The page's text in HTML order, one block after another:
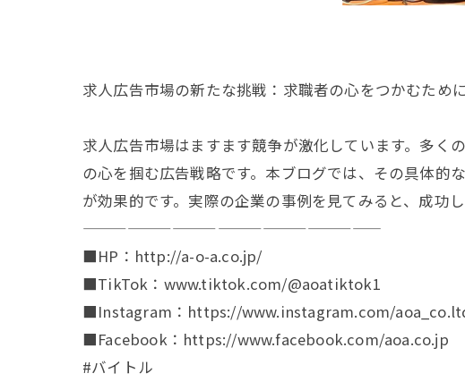
求人広告市場の新たな挑戦：求職者の心をつかむために
求人広告市場はますます競争が激化しています。多く
の心を掴む広告戦略です。本ブログでは、その具体的
が効果的です。実際の企業の事例を見てみると、成功
————————————————————
■HP：http://a-o-a.co.jp/
■TikTok：www.tiktok.com/@aoatiktok1
■Instagram：https://www.instagram.com/
■Facebook：https://www.facebook.com/aoa.co.jp
#バイトル